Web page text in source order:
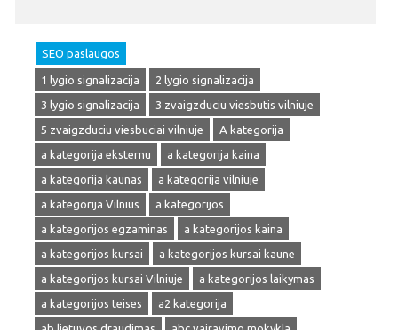
SEO paslaugos
1 lygio signalizacija
2 lygio signalizacija
3 lygio signalizacija
3 zvaigzduciu viesbutis vilniuje
5 zvaigzduciu viesbuciai vilniuje
A kategorija
a kategorija eksternu
a kategorija kaina
a kategorija kaunas
a kategorija vilniuje
a kategorija Vilnius
a kategorijos
a kategorijos egzaminas
a kategorijos kaina
a kategorijos kursai
a kategorijos kursai kaune
a kategorijos kursai Vilniuje
a kategorijos laikymas
a kategorijos teises
a2 kategorija